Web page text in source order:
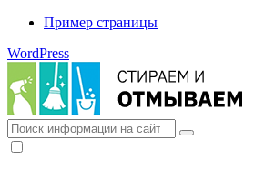
Пример страницы
WordPress